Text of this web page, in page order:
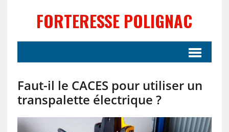
FORTERESSE POLIGNAC
Faut-il le CACES pour utiliser un
transpalette électrique ?